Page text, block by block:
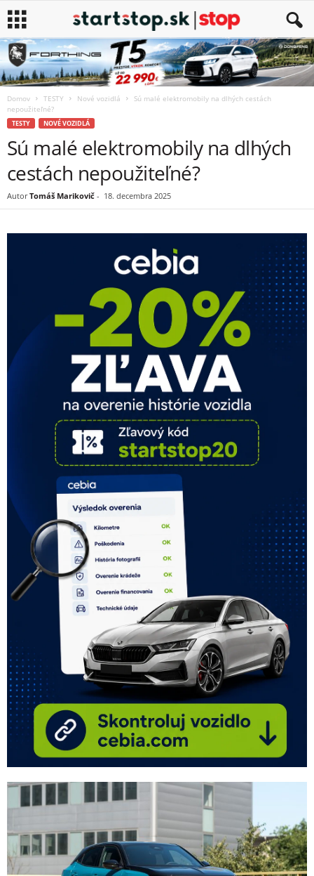
Domov TESTY Nové vozidlá
Sú malé elektromobily na dlhých cestách
nepoužiteľné?
TESTY NOVÉ VOZIDLÁ
Sú malé elektromobily na dlhých
cestách nepoužiteľné?
Autor Tomáš Marikovič - 18. decembra 2025